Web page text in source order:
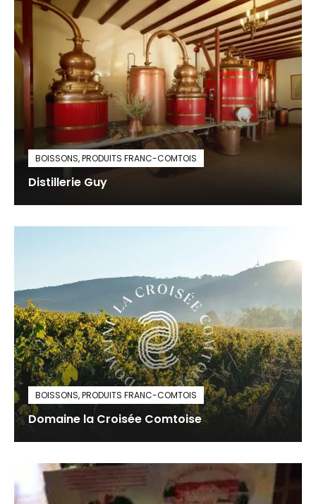
BOISSONS,PRODUITS FRANC-COMTOIS
Distillerie Guy
BOISSONS,PRODUITS FRANC-COMTOIS
Domaine la Croisée Comtoise